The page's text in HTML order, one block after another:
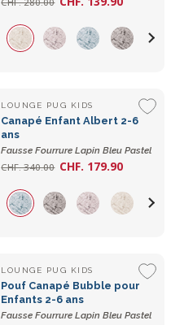
LOUNGE PUG KIDS
Canapé Enfant Albert 2-6
ans
Fausse Fourrure Lapin Bleu Pastel
CHF. 340.00 CHF. 179.90
LOUNGE PUG KIDS
Pouf Canapé Bubble pour
Enfants 2-6 ans
Fausse Fourrure Lapin Bleu Pastel